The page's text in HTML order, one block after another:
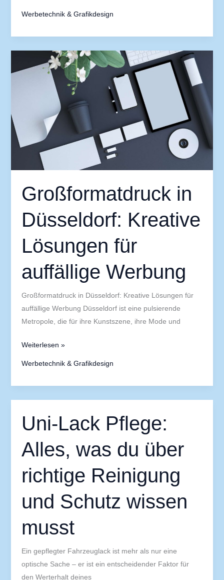
Werbetechnik & Grafikdesign
Großformatdruck in
Düsseldorf: Kreative
Lösungen für
auffällige Werbung
Großformatdruck in Düsseldorf: Kreative Lösungen für
auffällige Werbung Düsseldorf ist eine pulsierende
Metropole, die für ihre Kunstszene, ihre Mode und
Großformatdruck
in
Düsseldorf:
auffällige
Werbung
Weiterlesen »
Werbetechnik & Grafikdesign
Uni-Lack Pflege:
Alles, was du über
richtige Reinigung
und Schutz wissen
musst
Ein gepflegter Fahrzeuglack ist mehr als nur eine
optische Sache – er ist ein entscheidender Faktor für
den Werterhalt deines
Uni-
Lack
Pflege:
Alles,
was
du
richtige
und